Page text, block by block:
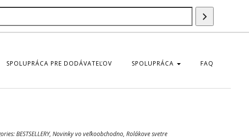
produktu
SPOLUPRÁCA PRE DODÁVATEĽOV SPOLUPRÁCA FAQ
BESTSELLERY, Novinky vo veľkoobchodno, Rolákove svetre